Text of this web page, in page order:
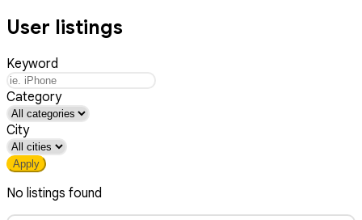
User listings
Keyword
Category
City
Apply
No listings found